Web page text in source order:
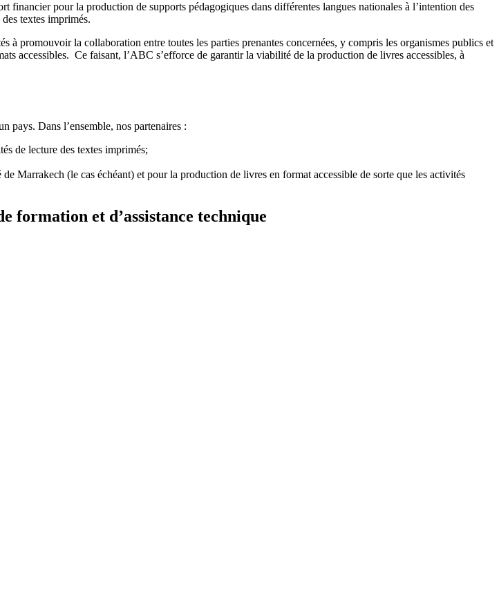
financier pour la production de supports pédagogiques dans différentes langues nationales à l’intention des
textes imprimés.
à promouvoir la collaboration entre toutes les parties prenantes concernées, y compris les organismes publics et
accessibles. Ce faisant, l’ABC s’efforce de garantir la viabilité de la production de livres accessibles, à
pays. Dans l’ensemble, nos partenaires :
de lecture des textes imprimés;
Marrakech (le cas échéant) et pour la production de livres en format accessible de sorte que les activités
formation et d’assistance technique